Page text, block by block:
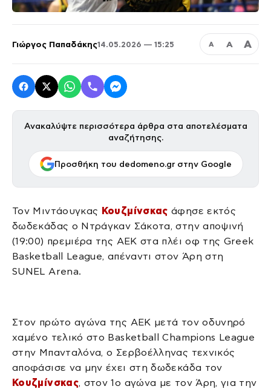
Γιώργος Παπαδάκης14.05.2026 — 15:25 Α Α Α
Ανακαλύψτε περισσότερα άρθρα στα αποτελέσματα
αναζήτησης.
Προσθήκη του dedomeno.gr στην Google
Τον Μιντάουγκας Κουζμίνσκας άφησε εκτός
δωδεκάδας ο Ντράγκαν Σάκοτα, στην αποψινή
(19:00) πρεμιέρα της ΑΕΚ στα πλέι οφ της Greek
Basketball League, απέναντι στον Άρη στη
SUNEL Arena.
Στον πρώτο αγώνα της ΑΕΚ μετά τον οδυνηρό
χαμένο τελικό στο Basketball Champions League
στην Μπανταλόνα, ο Σερβοέλληνας τεχνικός
αποφάσισε να μην έχει στη δωδεκάδα τον
Κουζμίνσκας, στον 1ο αγώνα με τον Άρη, για την